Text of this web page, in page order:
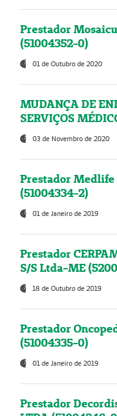
Prestador
(51004352-0)
01 de Outubro de 2020
MUDANÇA DE
SERVIÇOS
03 de Novembro de 2020
Prestador Medlife
(51004334-2)
01 de Janeiro de 2019
Prestador
S/S Ltda-ME
18 de Outubro de 2019
Prestador
(51004335-0)
01 de Janeiro de 2019
Prestador